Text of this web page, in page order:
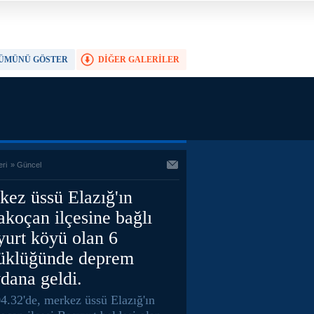
DİĞER GALERİLER
GÖSTER
» Güncel
üssü Elazığ'ın
ilçesine bağlı
köyü olan 6
deprem
geldi.
merkez üssü Elazığ'ın